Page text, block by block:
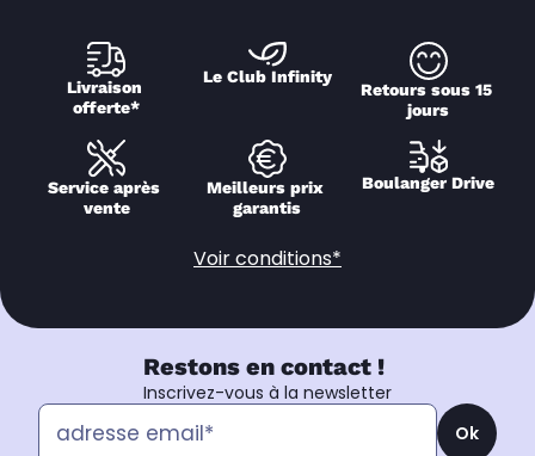
Livraison
offerte*
Le Club Infinity
Retours sous 15
jours
Service après
vente
Meilleurs prix
garantis
Boulanger Drive
Voir conditions*
Restons en contact !
Inscrivez-vous à la newsletter
Ok